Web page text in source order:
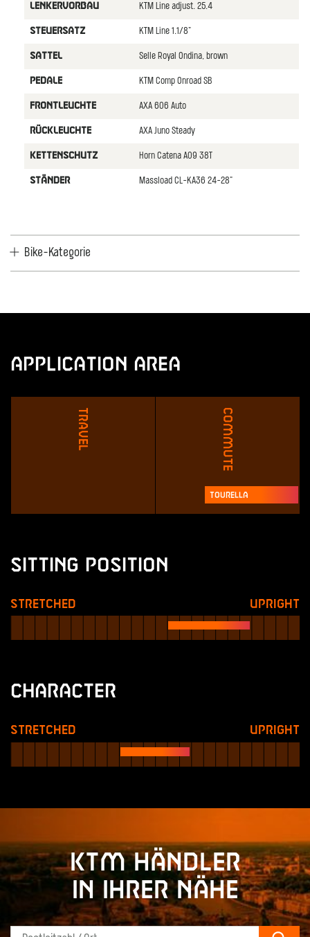
LENKERVORBAU KTM Line adjust. 25.4
STEUERSATZ KTM Line 1.1/8"
SATTEL Selle Royal Ondina, brown
PEDALE KTM Comp Onroad SB
FRONTLEUCHTE AXA 606 Auto
RüCKLEUCHTE AXA Juno Steady
KETTENSCHUTZ Horn Catena A09 38T
STäNDER Massload CL-KA36 24-28"
Bike-Kategorie
Application Area
Travel Commute
Tourella
Sitting Position
Stretched Upright
Character
Stretched Upright
KTM Händler
in Ihrer Nähe